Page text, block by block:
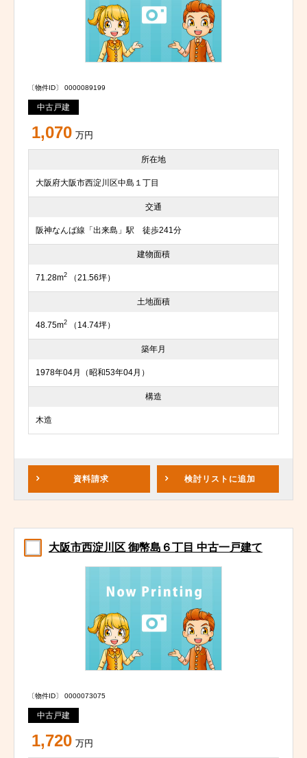
〔物件ID〕 0000089199
中古戸建
1,070 万円
所在地
大阪府大阪市西淀川区中島１丁目
交通
阪神なんば線「出来島」駅 徒歩241分
建物面積
71.28m2 （21.56坪）
土地面積
48.75m2 （14.74坪）
築年月
1978年04月（昭和53年04月）
構造
木造
資料請求 検討リスト に追加
大阪市西淀川区 御幣島６丁目 中古一戸建て
〔物件ID〕 0000073075
中古戸建
1,720 万円